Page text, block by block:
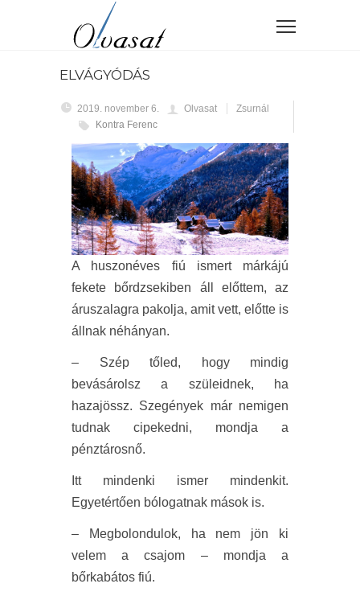
ELVÁGYÓDÁS
2019. november 6. Olvasat
Zsurnál
Kontra Ferenc
A huszonéves fiú ismert márkájú
fekete bőrdzsekiben áll előttem, az
áruszalagra pakolja, amit vett, előtte is
állnak néhányan.
– Szép tőled, hogy mindig
bevásárolsz a szüleidnek, ha
hazajössz. Szegények már nemigen
tudnak cipekedni, mondja a
pénztárosnő.
Itt mindenki ismer mindenkit.
Egyetértően bólogatnak mások is.
– Megbolondulok, ha nem jön ki
velem a csajom – mondja a
bőrkabátos fiú.